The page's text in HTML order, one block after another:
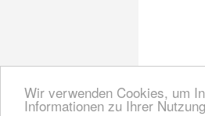
Wir verwenden Cookies, um
Informationen zu Ihrer